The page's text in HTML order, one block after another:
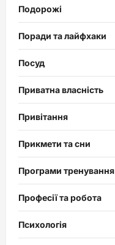
Подорожі
Поради та лайфхаки
Посуд
Приватна власність
Привітання
Прикмети та сни
Програми тренування
Професії та робота
Психологія